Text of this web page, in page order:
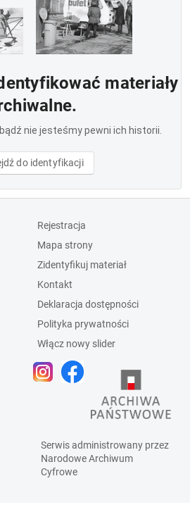
materiały
nie jesteśmy pewni ich historii.
do identyfikacji
Rejestracja
Mapa strony
Zidentyfikuj materiał
Kontakt
Deklaracja dostępności
Polityka prywatności
Włącz nowy slider
Serwis administrowany przez
Narodowe Archiwum
Cyfrowe